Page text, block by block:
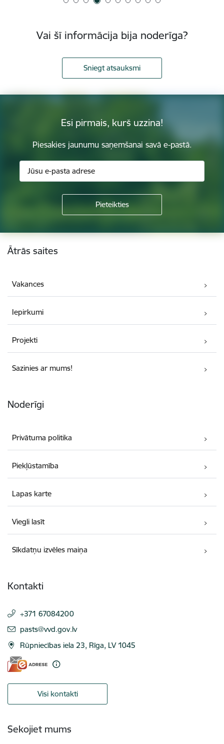
Vai šī informācija bija noderīga?
Sniegt atsauksmi
Esi pirmais, kurš uzzina!
Piesakies jaunumu saņemšanai savā e-pastā.
Kājene
Ātrās saites
Vakances
Iepirkumi
Projekti
Sazinies ar mums!
Noderīgi
Privātuma politika
Piekļūstamība
Lapas karte
Viegli lasīt
Sīkdatņu izvēles maiņa
Kontakti
+371 67084200
E-pasts:
pasts@vvd.gov.lv
Rūpniecības iela 23, Rīga, LV 1045
Visi kontakti
Sekojiet mums